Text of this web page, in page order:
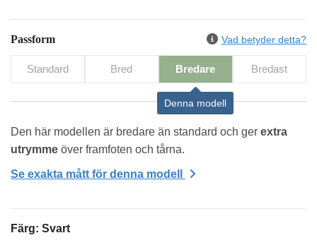
Passform Vad betyder detta?
Standard Bred Bredare
Denna modell
Bredast
Den här modellen är bredare än standard och ger extra
utrymme över framfoten och tårna.
Se exakta mått för denna modell
Färg: Svart